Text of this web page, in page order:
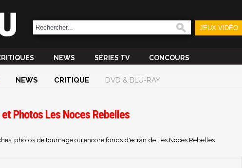
JEUX VIDÉO
NEWS SÉRIES TV CONCOURS
NEWS CRITIQUE DVD & BLU-RAY
Photos Les Noces Rebelles
photos de tournage ou encore fonds d'ecran de Les Noces Rebelles